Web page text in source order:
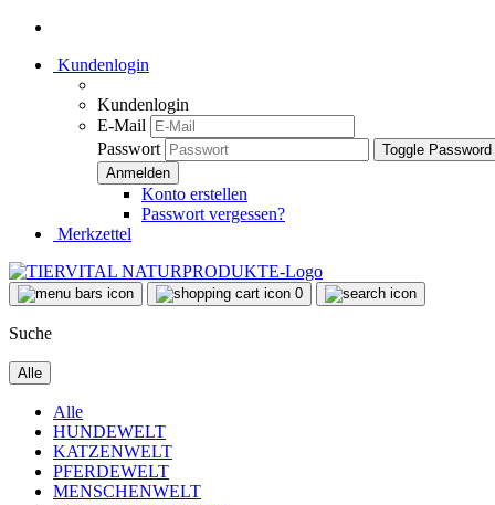
Kundenlogin
Kundenlogin
E-Mail
Passwort
Toggle
Konto erstellen
Passwort vergessen?
Merkzettel
0
Suche
Alle
Alle
HUNDEWELT
KATZENWELT
PFERDEWELT
MENSCHENWELT